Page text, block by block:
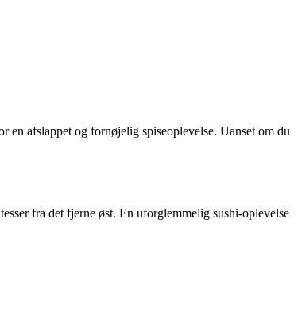
afslappet og fornøjelig spiseoplevelse. Uanset om du
fra det fjerne øst. En uforglemmelig sushi-oplevelse